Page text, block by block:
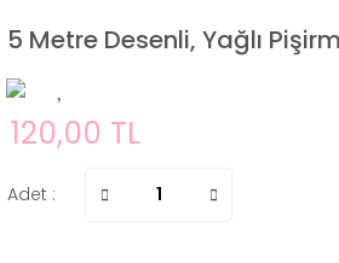
5 Metre Desenli, Yağlı
120,00 TL
Adet :